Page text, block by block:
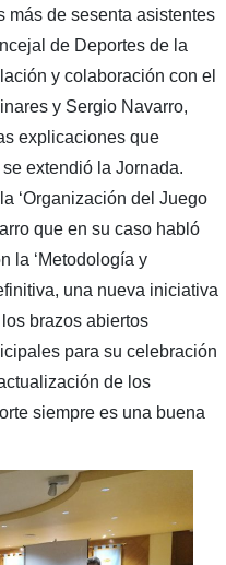
más de sesenta asistentes
de Deportes de la
y colaboración con el
y Sergio Navarro,
explicaciones que
extendió la Jornada.
‘Organización del Juego
que en su caso habló
la ‘Metodología y
una nueva iniciativa
brazos abiertos
para su celebración
de los
siempre es una buena